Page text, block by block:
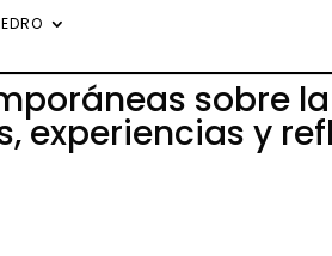
sobre
experiencias y